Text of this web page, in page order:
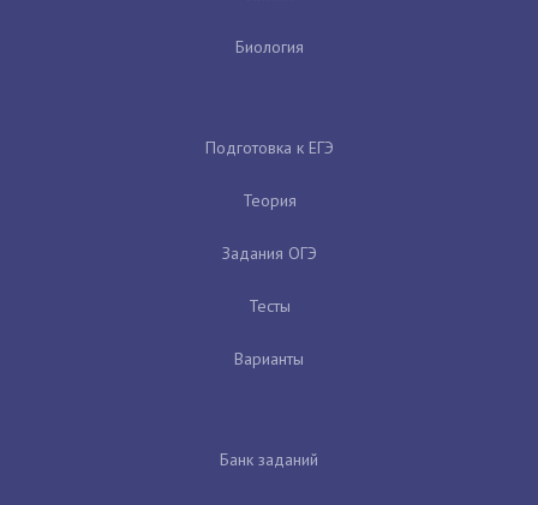
Биология
Подготовка к ЕГЭ
Теория
Задания ОГЭ
Тесты
Варианты
Банк заданий